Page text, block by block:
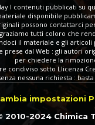
I contenuti pubblicati su
disponibile
possono contattarci
tutti coloro che
il materiale e gli articoli
prese dal Web : gli autori
per chiedere la
condiviso sotto Llicenza
nessuna richiesta :
impostazioni
2010-2024 Chimica